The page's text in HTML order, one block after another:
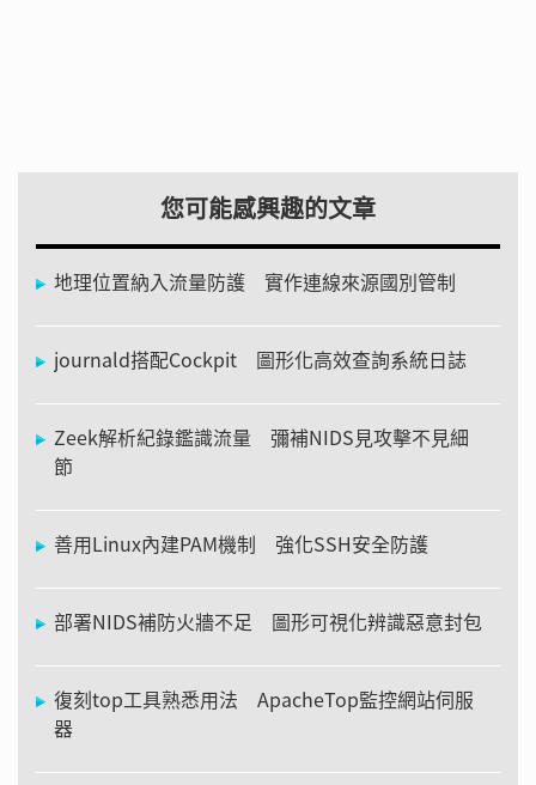
您可能感興趣的文章
地理位置納入流量防護 實作連線來源國別管制
journald搭配Cockpit 圖形化高效查詢系統日誌
Zeek解析紀錄鑑識流量 彌補NIDS見攻擊不見細
節
善用Linux內建PAM機制 強化SSH安全防護
部署NIDS補防火牆不足 圖形可視化辨識惡意封包
復刻top工具熟悉用法 ApacheTop監控網站伺服
器